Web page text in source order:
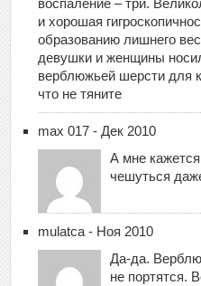
воспаление – три.
и хорошая
образованию лишнего
девушки и женщины
верблюжьей шерсти для
что не тяните
max 017 - Дек 2010
А мне
чешуться
mulatca - Ноя 2010
Да-да.
не портятся.